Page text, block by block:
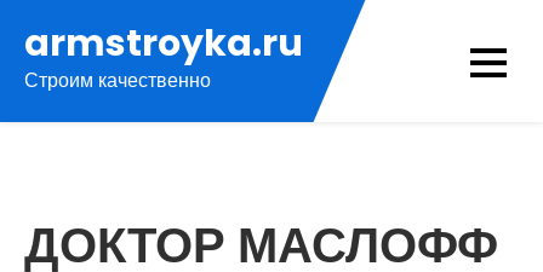
содержимому
armstroyka.ru
Строим качественно
ДОКТОР МАСЛОФФ